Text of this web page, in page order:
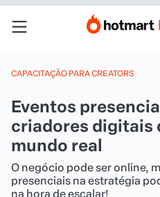
CAPACITAÇÃO PARA CREATORS
Eventos
criadores digitais
mundo real
O negócio pode ser online,
presenciais na estratégia
na hora de escalar!